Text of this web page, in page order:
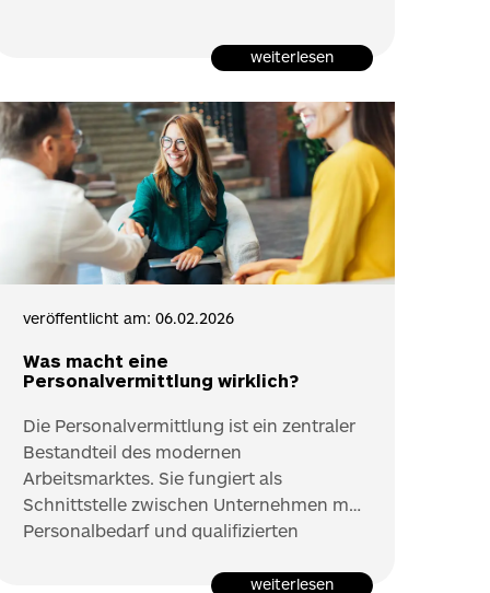
weiterlesen
Was macht eine
Personalvermittlung wirklich?
veröffentlicht am: 06.02.2026
Die Personalvermittlung ist ein zentraler
Bestandteil des modernen
Arbeitsmarktes. Sie fungiert als
Schnittstelle zwischen Unternehmen mit
Personalbedarf und qualifizierten
neue berufliche Herausforderung
weiterlesen